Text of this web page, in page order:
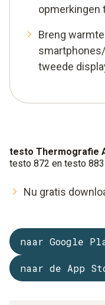
opmerkingen
Breng
tweede
testo Thermografie
testo 872 en testo 883
Nu gratis
naar Google
naar de App